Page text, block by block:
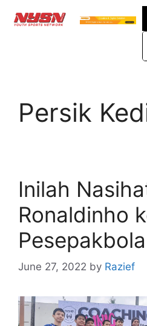
Persik
Inilah
Ronaldinho
June 27, 2022 by Razief